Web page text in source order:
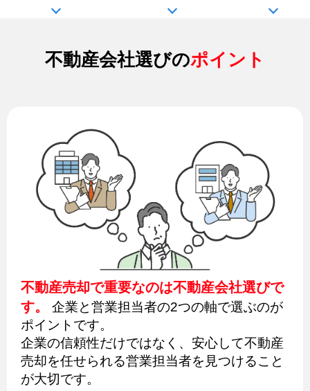
不動産会社選びのポイント
不動産売却で重要なのは不動産会社選びで
す。
企業と営業担当者の2つの軸で選ぶのが
ポイントです。
企業の信頼性だけではなく、安心して不動産
売却を任せられる営業担当者を見つけること
が大切です。